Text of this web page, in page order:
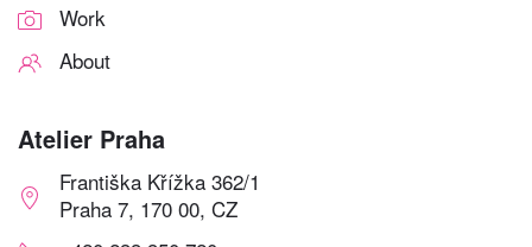
Work
About
Atelier Praha
Františka Křížka 362/1
Praha 7, 170 00, CZ